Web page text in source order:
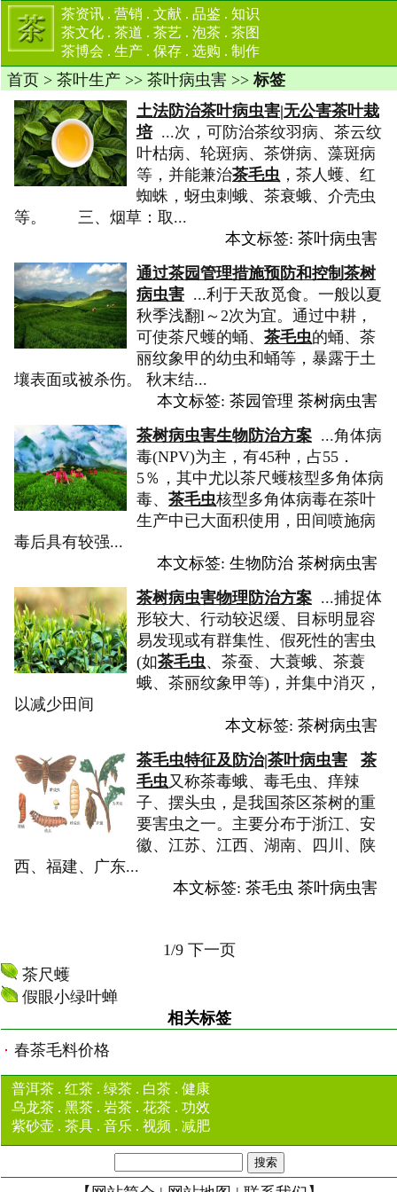
茶资讯 . 营销 . 文献 . 品鉴 . 知识
茶文化 . 茶道 . 茶艺 . 泡茶 . 茶图
茶博会 . 生产 . 保存 . 选购 . 制作
首页 > 茶叶生产 >> 茶叶病虫害 >>标签
土法防治茶叶病虫害|无公害茶叶栽
培...次，可防治茶纹羽病、茶云纹
叶枯病、轮斑病、茶饼病、藻斑病
等，并能兼治茶毛虫 ，茶人蠖、红
蜘蛛，蚜虫刺蛾、茶衰蛾、介壳虫
等。 三、烟草：取...
本文标签: 茶叶病虫害
通过茶园管理措施预防和控制茶树
病虫害 ...利于天敌觅食。一般以夏
秋季浅翻l～2次为宜。通过中耕，
可使茶尺蠖的蛹、 茶毛虫的蛹、茶
丽纹象甲的幼虫和蛹等，暴露于土
壤表面或被杀伤。 秋末结...
本文标签: 茶园管理 茶树病虫害
茶树病虫害生物防治方案 ...角体病
毒(NPV)为主，有45种，占55．
5％，其中尤以茶尺蠖核型多角体病
毒、 茶毛虫核型多角体病毒在茶叶
生产中已大面积使用，田间喷施病
毒后具有较强...
本文标签: 生物防治 茶树病虫害
茶树病虫害物理防治方案 ...捕捉体
形较大、行动较迟缓、目标明显容
易发现或有群集性、假死性的害虫
(如茶毛虫、茶蚕、大蓑蛾、茶蓑
蛾、茶丽纹象甲等)，并集中消灭，
以减少田间
本文标签: 茶树病虫害
茶毛虫特征及防治|茶叶病虫害
茶
毛虫又称茶毒蛾、毒毛虫、痒辣
子、摆头虫，是我国茶区茶树的重
要害虫之一。主要分布于浙江、安
徽、江苏、江西、湖南、四川、陕
西、福建、广东...
本文标签: 茶毛虫 茶叶病虫害
1/9 下一页
茶尺蠖
假眼小绿叶蝉
相关标签
春茶毛料价格
普洱茶 . 红茶 . 绿茶 . 白茶 . 健康
乌龙茶 . 黑茶 . 岩茶 . 花茶 . 功效
紫砂壶 . 茶具 . 音乐 . 视频 . 减肥